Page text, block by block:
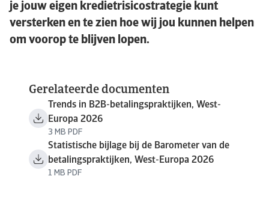
je jouw eigen kredietrisicostrategie kunt
versterken en te zien hoe wij jou kunnen helpen
om voorop te blijven lopen.
Gerelateerde documenten
Trends in B2B-betalingspraktijken, West-
Europa 2026
3 MB PDF
Statistische bijlage bij de Barometer van de
betalingspraktijken, West-Europa 2026
1 MB PDF